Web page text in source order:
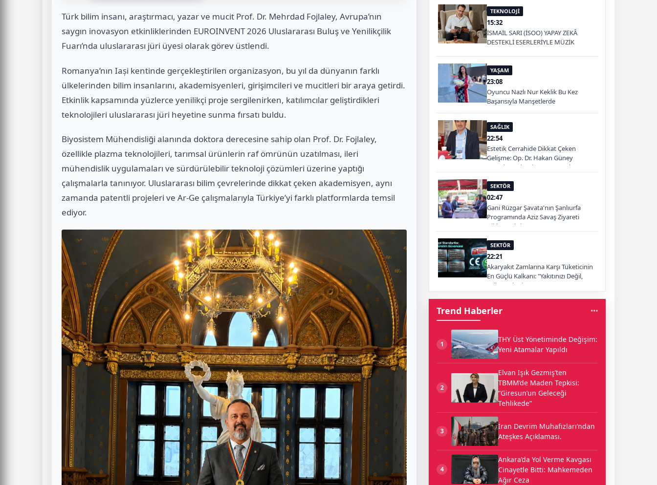
Türk bilim insanı, araştırmacı, yazar ve mucit Prof. Dr. Mehrdad Fojlaley, Avrupa’nın
saygın inovasyon etkinliklerinden EUROINVENT 2026 Uluslararası Buluş ve Yenilikçilik
Fuarı’nda uluslararası jüri üyesi olarak görev üstlendi.
Romanya’nın Iași kentinde gerçekleştirilen organizasyon, bu yıl da dünyanın farklı
ülkelerinden bilim insanlarını, akademisyenleri, girişimcileri ve mucitleri bir araya getirdi.
Etkinlik kapsamında yüzlerce yenilikçi proje sergilenirken, katılımcılar geliştirdikleri
teknolojileri uluslararası jüri heyetine sunma fırsatı buldu.
Biyosistem Mühendisliği alanında doktora derecesine sahip olan Prof. Dr. Fojlaley,
özellikle plazma teknolojileri, tarımsal ürünlerin raf ömrünün uzatılması, ileri
mühendislik uygulamaları ve sürdürülebilir teknoloji çözümleri üzerine yaptığı
çalışmalarla tanınıyor. Uluslararası bilim çevrelerinde dikkat çeken akademisyen, aynı
zamanda patentli projeleri ve Ar-Ge çalışmalarıyla Türkiye’yi farklı platformlarda temsil
ediyor.
TEKNOLOJİ
15:32
İSMAİL SARI (İSOO) YAPAY ZEKÂ
DESTEKLİ ESERLERİYLE MÜZİK
YAŞAM
23:08
Oyuncu Nazlı Nur Keklik Bu Kez
Başarısıyla Manşetlerde
SAĞLIK
22:54
Estetik Cerrahide Dikkat Çeken
Gelişme: Op. Dr. Hakan Güney
Kuşadası'nda Hizmet Verecek
SEKTÖR
02:47
Gani Rüzgar Şavata'nın Şanlıurfa
Programında Aziz Savaş Ziyareti
Dikkat Çekti
SEKTÖR
22:21
Akaryakıt Zamlarına Karşı Tüketicinin
En Güçlü Kalkanı: "Yakıtınızı Değil,
Yolları Tüketin"
Trend Haberler
1
THY Üst Yönetiminde Değişim:
Yeni Atamalar Yapıldı
2
Elvan Işık Gezmiş’ten
TBMM’de Maden Tepkisi:
“Giresun’un Geleceği
Tehlikede”
3
İran Devrim Muhafızları’ndan
Ateşkes Açıklaması.
4
Ankara’da Yol Verme Kavgası
Cinayetle Bitti: Mahkemeden
Ağır Ceza